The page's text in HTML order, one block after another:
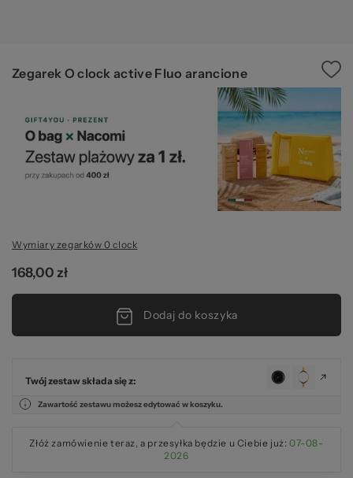
Zegarek O clock active Fluo arancione
Wymiary zegarków 0 clock
168,00 zł
Dodaj do koszyka
Twój zestaw składa się z:
Zawartość zestawu możesz edytować w koszyku.
Złóż zamówienie teraz, a przesyłka będzie u Ciebie już: 07-08-
2026